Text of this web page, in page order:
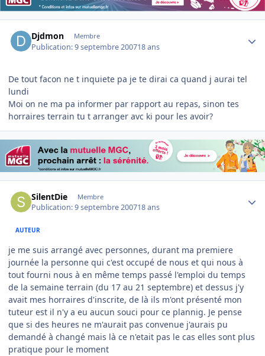
Djdmon Membre
Publication:9 septembre 200718 ans
De tout facon ne t inquiete pa je te dirai ca quand j aurai tel
lundi
Moi on ne ma pa informer par rapport au repas, sinon tes
horraires terrain tu t arranger avc ki pour les avoir?
SilentDie Membre
Publication:9 septembre 200718 ans
AUTEUR
je me suis arrangé avec personnes, durant ma premiere
journée la personne qui c'est occupé de nous et qui nous à
tout fourni nous à en même temps passé l'emploi du temps
de la semaine terrain (du 17 au 21 septembre) et dessus j'y
avait mes horraires d'inscrite, de là ils m'ont présenté mon
tuteur est il n'y a eu aucun souci pour ce plannig. Je pense
que si des heures ne m'aurait pas convenue j'aurais pu
demandé à changé mais là ce n'etait pas le cas elles sont plus
pratique pour le moment